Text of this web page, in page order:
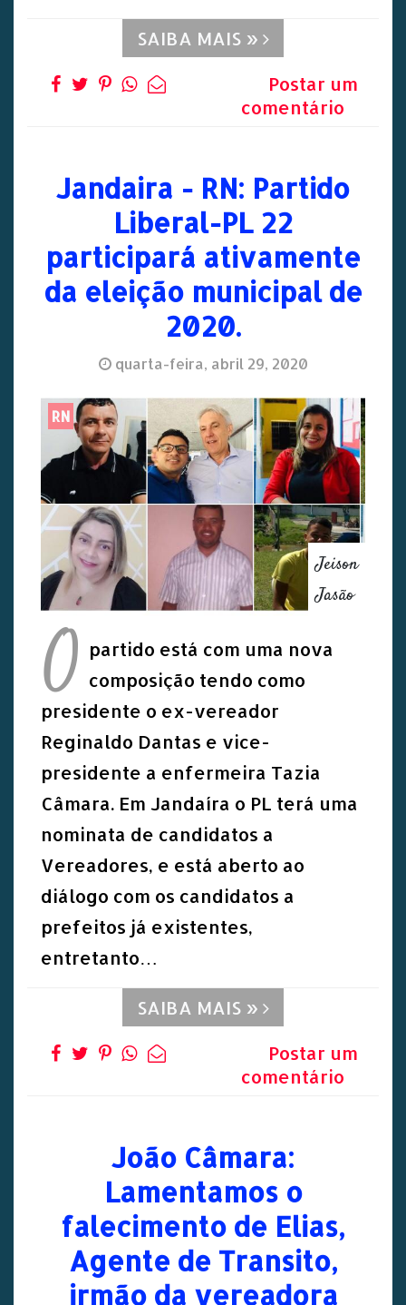
SAIBA MAIS »
Postar um
comentário
Jandaira - RN: Partido
Liberal-PL 22
participará ativamente
da eleição municipal de
2020.
quarta-feira, abril 29, 2020
RN
Jeison
Jasão
O partido está com uma nova
composição tendo como
presidente o ex-vereador
Reginaldo Dantas e vice-
presidente a enfermeira Tazia
Câmara. Em Jandaíra o PL terá uma
nominata de candidatos a
Vereadores, e está aberto ao
diálogo com os candidatos a
prefeitos já existentes,
entretanto…
SAIBA MAIS »
Postar um
comentário
João Câmara:
Lamentamos o
falecimento de Elias,
Agente de Transito,
irmão da vereadora